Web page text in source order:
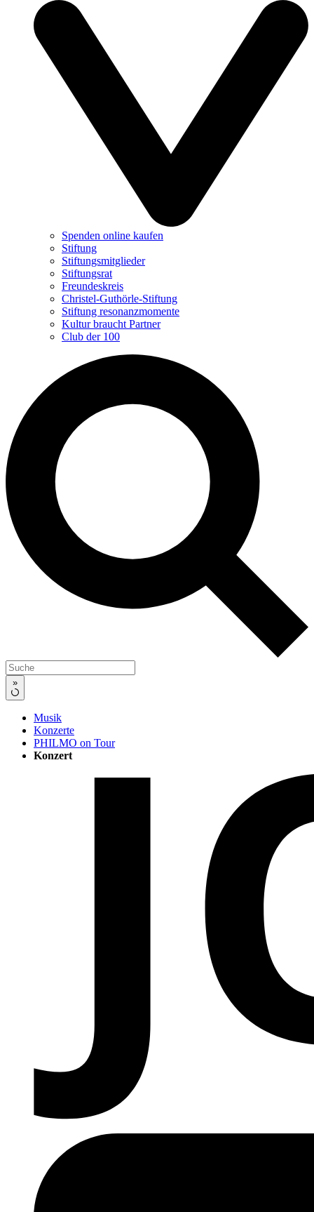
Spenden online kaufen
Stiftung
Stiftungsmitglieder
Stiftungsrat
Freundeskreis
Christel-Guthörle-Stiftung
Stiftung resonanzmomente
Kultur braucht Partner
Club der 100
»
Musik
Konzerte
PHILMO on Tour
Konzert